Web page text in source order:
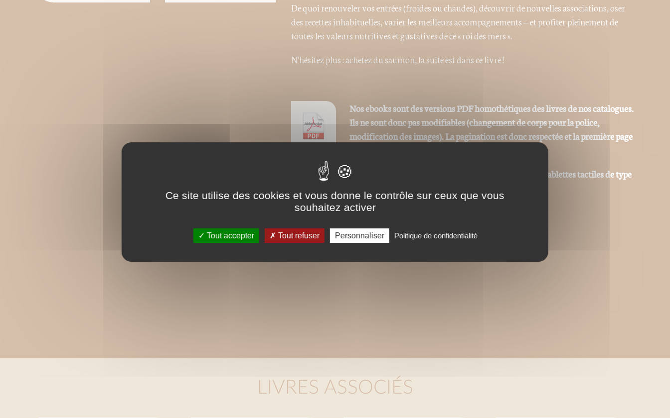
De quoi renouveler vos entrées (froides ou chaudes), découvrir de nouvelles associations, oser
des recettes inhabituelles, varier les meilleurs accompagnements – et profiter pleinement de
toutes les valeurs nutritives et gustatives de ce « roi des mers ».
N'hésitez plus : achetez du saumon, la suite est dans ce livre !
Nos ebooks sont des versions PDF homothétiques des livres de nos catalogues.
Ils ne sont donc pas modifiables (changement de corps pour la police,
modification des images). La pagination est donc respectée et la première page
Ce format peut être lu par le logiciel Acrobat © sur des ordinateurs ou tablettes tactiles de type
LIVRES ASSOCIÉS
Ce site utilise des cookies et vous donne le contrôle sur ceux que vous
souhaitez activer
Tout accepter Tout refuser Personnaliser Politique de confidentialité